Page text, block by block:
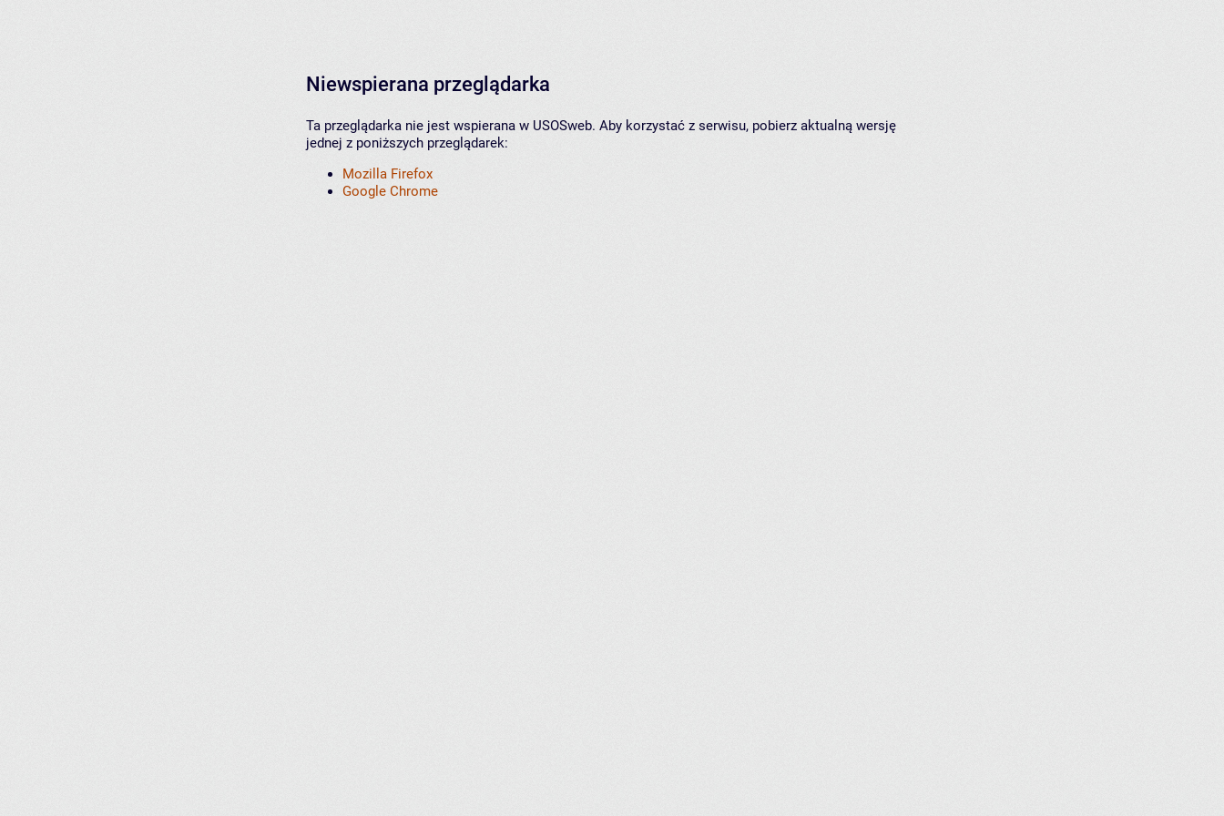
Niewspierana przeglądarka
Ta przeglądarka nie jest wspierana w USOSweb. Aby korzystać z serwisu, pobierz aktualną wersję
jednej z poniższych przeglądarek:
Mozilla Firefox
Google Chrome